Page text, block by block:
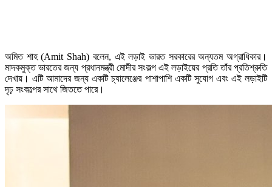
অমিত শাহ (Amit Shah) বলেন, এই লড়াই ভারত সরকারের অন্যতম অগ্রাধিকার।
মাদকমুক্ত ভারতের জন্য প্রধানমন্ত্রী মোদীর সংকল্প এই লড়াইয়ের প্রতি তাঁর প্রতিশ্রুতি
দেখায়। এটি আমাদের জন্য একটি চ্যালেঞ্জের পাশাপাশি একটি সুযোগ এবং এই লড়াইটি
দৃঢ় সংকল্পের সাথে জিততে পারে।